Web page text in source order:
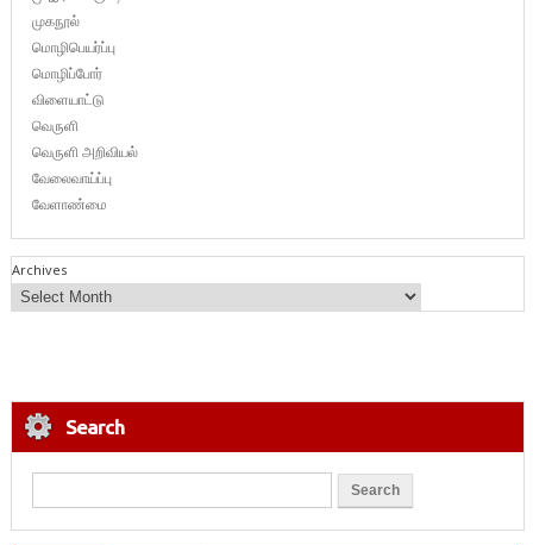
முகநூல்
மொழிபெயர்ப்பு
மொழிப்போர்
விளையாட்டு
வெருளி
வெருளி அறிவியல்
வேலைவாய்ப்பு
வேளாண்மை
Archives
Search